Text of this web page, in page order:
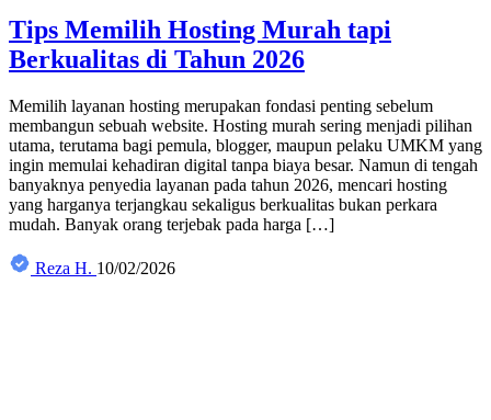
Tips Memilih Hosting Murah tapi
Berkualitas di Tahun 2026
Memilih layanan hosting merupakan fondasi penting sebelum
membangun sebuah website. Hosting murah sering menjadi pilihan
utama, terutama bagi pemula, blogger, maupun pelaku UMKM yang
ingin memulai kehadiran digital tanpa biaya besar. Namun di tengah
banyaknya penyedia layanan pada tahun 2026, mencari hosting
yang harganya terjangkau sekaligus berkualitas bukan perkara
mudah. Banyak orang terjebak pada harga […]
Reza H. 10/02/2026